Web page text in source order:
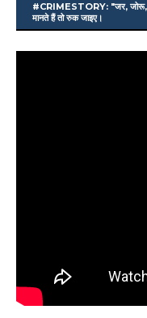
#CRIMESTORY: "जर, जोरू,
मानते हैं तो रुक जाइए।